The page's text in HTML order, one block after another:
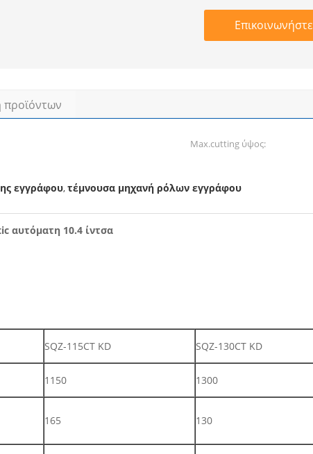
Επικοινωνήστε
προϊόντων
Max.cutting ύψος:
εγγράφου,τέμνουσα μηχανή ρόλων εγγράφου
αυτόματη 10.4 ίντσα
SQZ-115CT KD SQZ-130CT KD
1150 1300
165 130